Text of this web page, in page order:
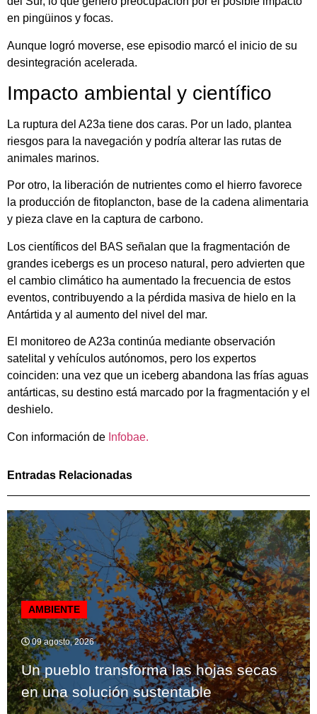
en pingüinos y focas.
Aunque logró moverse, ese episodio marcó el inicio de su
desintegración acelerada.
Impacto ambiental y científico
La ruptura del A23a tiene dos caras. Por un lado, plantea
riesgos para la navegación y podría alterar las rutas de
animales marinos.
Por otro, la liberación de nutrientes como el hierro favorece
la producción de fitoplancton, base de la cadena alimentaria
y pieza clave en la captura de carbono.
Los científicos del BAS señalan que la fragmentación de
grandes icebergs es un proceso natural, pero advierten que
el cambio climático ha aumentado la frecuencia de estos
eventos, contribuyendo a la pérdida masiva de hielo en la
Antártida y al aumento del nivel del mar.
El monitoreo de A23a continúa mediante observación
satelital y vehículos autónomos, pero los expertos
coinciden: una vez que un iceberg abandona las frías aguas
antárticas, su destino está marcado por la fragmentación y el
deshielo.
Con información de Infobae.
Entradas Relacionadas
AMBIENTE
09 agosto, 2026
Un pueblo transforma las hojas secas
en una solución sustentable